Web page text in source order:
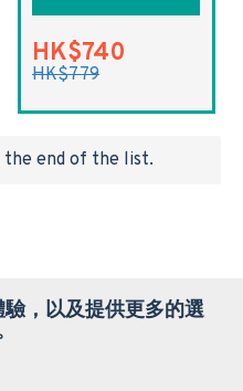
HK$740
HK$779
the end of the list.
，以及提供更多的選